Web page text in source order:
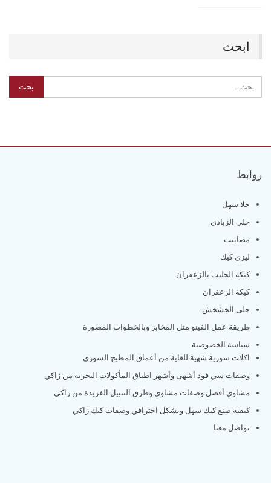
ابحث
روابط
حلا سهل
حلى الزبادي
مصابيب
ليزي كيك
كيكة الحليب بالزعفران
كيكة الزعفران
حلى الخشخش
طريقة عمل الفينو مثل المخابز وبالخطوات المصورة
سياسة الخصوصية
اكلات سورية شهية للغاية من أعماق المطبخ السوري
وصفات سي فود أشهى وأشهر اطباق المأكولات البحرية من زاكي
مشاوي أفضل وصفات مشاوي وطرق التتبيل الفريدة من زاكي
كيفية صنع كيك سهل وبشكل احترافي وصفات كيك زاكي
تواصل معنا